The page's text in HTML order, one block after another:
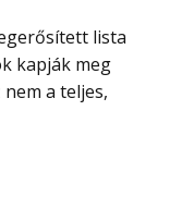
kapják meg
a teljes,